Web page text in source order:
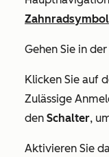
Zahnradsymbol
Gehen Sie in
Klicken Sie auf
Zulässige
den Schalter,
Aktivieren Sie